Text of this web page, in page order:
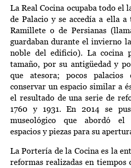
La Real Cocina ocupaba todo el
de Palacio y se accedía a ella
Ramillete o de Persianas
guardaban durante el invierno
noble del edificio). La cocina
tamaño, por su antigüedad y
que
atesora; pocos palacios
conservar un espacio similar a
el resultado de una serie de
1760 y
1931. En 2014 se
museológico que abordó el
espacios y piezas para su
La Portería de la Cocina es la
reformas realizadas en tiempos